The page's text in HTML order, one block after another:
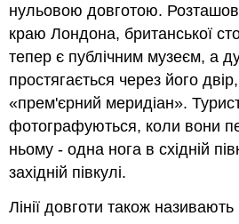
нульовою довготою.
краю Лондона, британської
тепер є публічним музеєм, а
простягається через його
«прем'єрний меридіан».
фотографуються, коли вони
ньому - одна нога в східній
західній півкулі.
Лінії довготи також